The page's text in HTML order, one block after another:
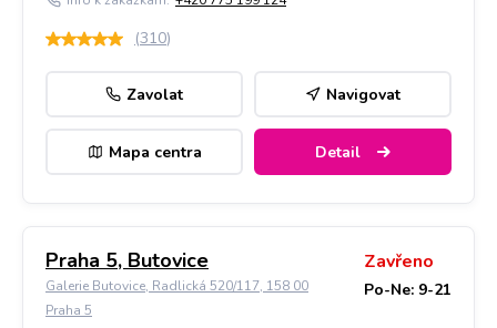
(310)
Zavolat Navigovat
Mapa centra Detail
Praha 5, Butovice
Galerie Butovice, Radlická 520/117, 158 00
Praha 5
Zavřeno
Po-Ne: 9-21